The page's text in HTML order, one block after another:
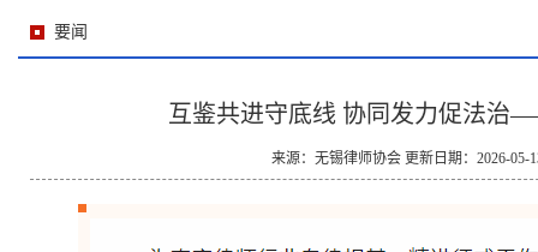
要闻
互鉴共进守底线 协同发力促法治
来源：无锡律师协会 更新日期：2026-05-